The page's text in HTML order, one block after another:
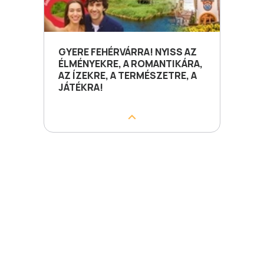
GYERE FEHÉRVÁRRA! NYISS AZ
ÉLMÉNYEKRE, A ROMANTIKÁRA,
AZ ÍZEKRE, A TERMÉSZETRE, A
JÁTÉKRA!